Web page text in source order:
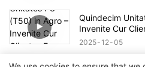
Quindecim
Invenite Cur
2025 12 05
FW-02